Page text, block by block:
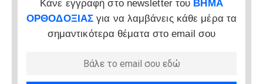
Κάνε εγγραφή στο newsletter του ΒΗΜΑ
ΟΡΘΟΔΟΞΙΑΣ για να λαμβάνεις κάθε μέρα τα
σημαντικότερα θέματα στο email σου